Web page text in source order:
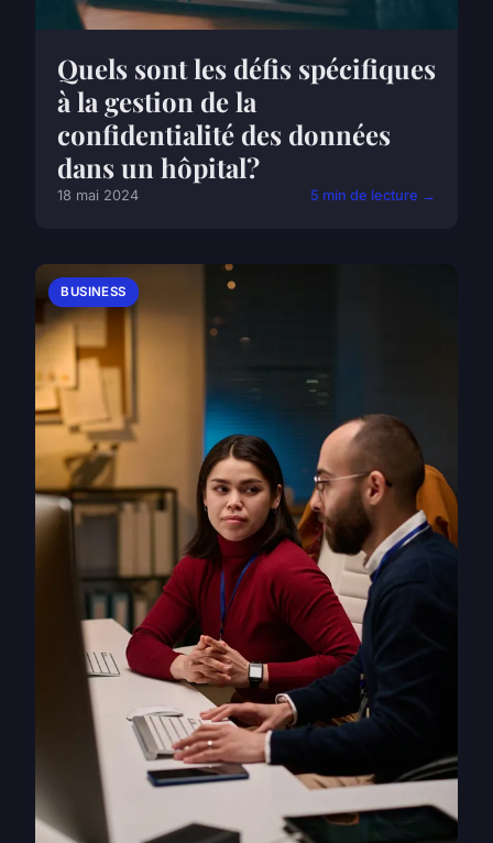
Quels sont les défis spécifiques
à la gestion de la
confidentialité des données
dans un hôpital?
18 mai 2024 5 min de lecture →
BUSINESS